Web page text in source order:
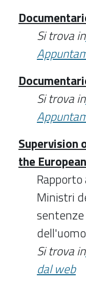
Si trova in
Si trova in
Supervision
the
Ministri
Si trova in
dal web